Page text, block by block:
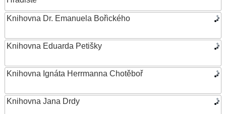
Knihovna Dr. Emanuela Bořického
Knihovna Eduarda Petišky
Knihovna Ignáta Herrmanna Chotěboř
Knihovna Jana Drdy